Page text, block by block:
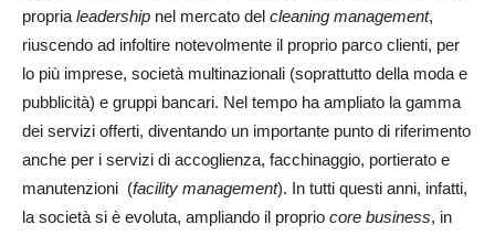
propria leadership nel mercato del cleaning management,
riuscendo ad infoltire notevolmente il proprio parco clienti, per
lo più imprese, società multinazionali (soprattutto della moda e
pubblicità) e gruppi bancari. Nel tempo ha ampliato la gamma
dei servizi offerti, diventando un importante punto di riferimento
anche per i servizi di accoglienza, facchinaggio, portierato e
manutenzioni (facility management). In tutti questi anni, infatti,
la società si è evoluta, ampliando il proprio core business, in